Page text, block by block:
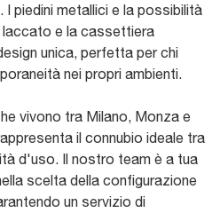
I piedini metallici e la possibilità
e la cassettiera
unica, perfetta per chi
nei propri ambienti.
vivono tra Milano, Monza e
il connubio ideale tra
d'uso. Il nostro team è a tua
scelta della configurazione
un servizio di